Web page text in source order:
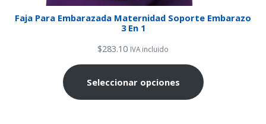
Faja Para Embarazada Maternidad Soporte Embarazo
3 En 1
$283.10 IVA incluido
Seleccionar opciones